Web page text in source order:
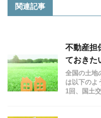
関連記事
不動産担
ておきた
全国の土地
は以下のよ
1回、国土